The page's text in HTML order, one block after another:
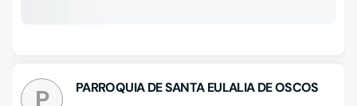
P PARROQUIA DE SANTA EULALIA DE OSCOS